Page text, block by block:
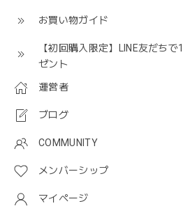
お買い物ガイド
【初回購入限定】LINE友だち
ゼント
運営者
ブログ
COMMUNITY
メンバーシップ
マイページ